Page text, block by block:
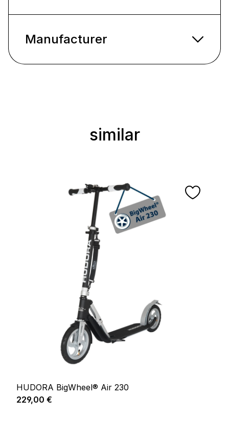
Manufacturer
Ignorer la galerie de produits
similar
HUDORA BigWheel® Air 230
Prix régulier :
229,00 €